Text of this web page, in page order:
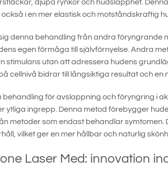
djupa rynkor och hudslapphet.
i en mer elastisk och motståndskraftig
denna behandling från andra föryngrande
egen förmåga till självförnyelse. Andra
stimulans utan att adressera hudens
cellnivå bidrar till långsiktiga resultat och en
behandling för avslappning och föryngring i
ytliga ingrepp. Denna metod förebygger
metoder som endast behandlar symtomen.
vilket ger en mer hållbar och naturlig
Laser Med: innovation